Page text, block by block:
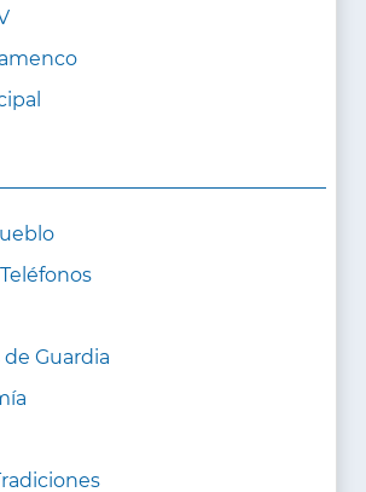
de Guardia